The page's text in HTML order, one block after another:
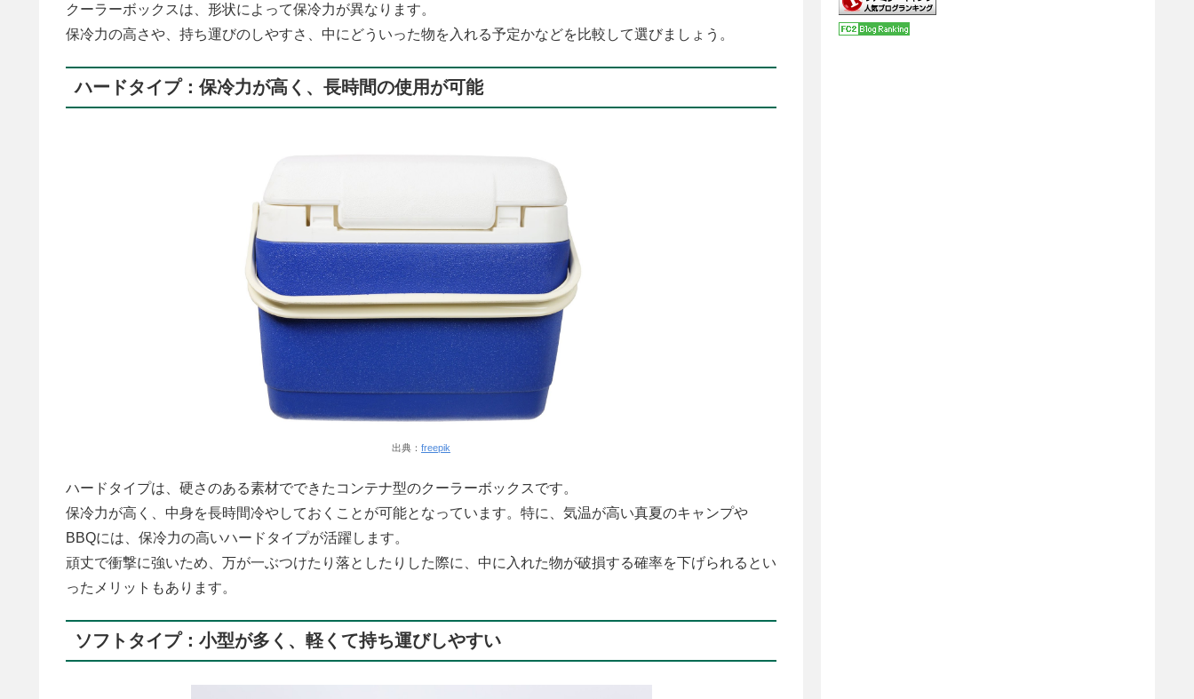
クーラーボックスは、形状によって保冷力が異なります。
保冷力の高さや、持ち運びのしやすさ、中にどういった物を入れる予定かなどを比較して選びましょう。
ハードタイプ：保冷力が高く、長時間の使用が可能
出典： freepik
ハードタイプは、硬さのある素材でできたコンテナ型のクーラーボックスです。
保冷力が高く、中身を長時間冷やしておくことが可能となっています。特に、気温が高い真夏のキャンプや
BBQには、保冷力の高いハードタイプが活躍します。
頑丈で衝撃に強いため、万が一ぶつけたり落としたりした際に、中に入れた物が破損する確率を下げられるとい
ったメリットもあります。
ソフトタイプ：小型が多く、軽くて持ち運びしやすい